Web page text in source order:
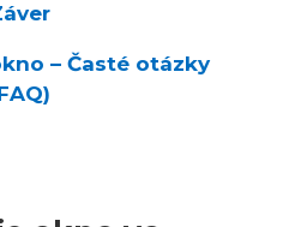
– Časté otázky